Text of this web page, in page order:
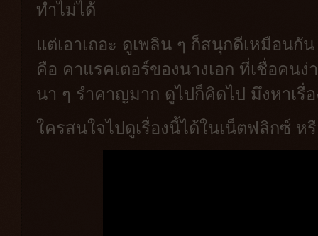
ทำไม่ได้
แต่เอาเถอะ ดูเพลิน ๆ ก็สนุกดีเหมือนกั
คือ คาแรคเตอร์ของนางเอก ที่เชื่อคน
นา ๆ รำคาญมาก ดูไปก็คิดไป มึงหาเรื่
ใครสนใจไปดูเรื่องนี้ได้ในเน็ตฟลิกซ์ ห